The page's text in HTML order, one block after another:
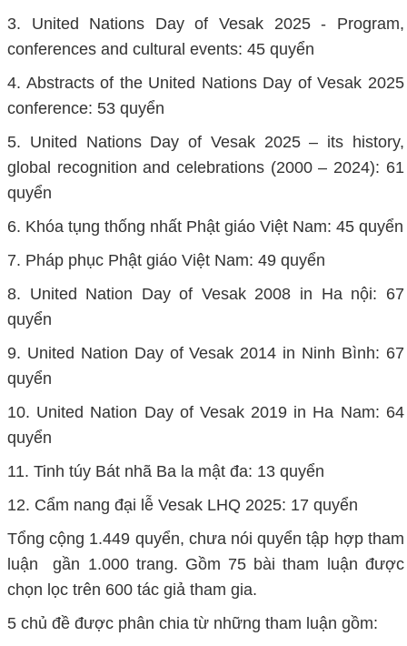
3. United Nations Day of Vesak 2025 - Program,
conferences and cultural events: 45 quyển
4. Abstracts of the United Nations Day of Vesak 2025
conference: 53 quyển
5. United Nations Day of Vesak 2025 – its history,
global recognition and celebrations (2000 – 2024): 61
quyển
6. Khóa tụng thống nhất Phật giáo Việt Nam: 45 quyển
7. Pháp phục Phật giáo Việt Nam: 49 quyển
8. United Nation Day of Vesak 2008 in Ha nội: 67
quyển
9. United Nation Day of Vesak 2014 in Ninh Bình: 67
quyển
10. United Nation Day of Vesak 2019 in Ha Nam: 64
quyển
11. Tinh túy Bát nhã Ba la mật đa: 13 quyển
12. Cẩm nang đại lễ Vesak LHQ 2025: 17 quyển
Tổng cộng 1.449 quyển, chưa nói quyển tập hợp tham
luận gần 1.000 trang. Gồm 75 bài tham luận được
chọn lọc trên 600 tác giả tham gia.
5 chủ đề được phân chia từ những tham luận gồm: